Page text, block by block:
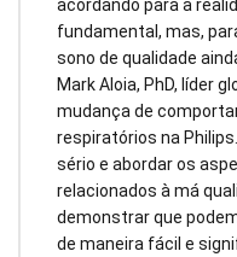
acordando para a
fundamental, mas,
sono de qualidade
Mark Aloia, PhD, líder
mudança de
respiratórios na
sério e abordar os
relacionados à má
demonstrar que
de maneira fácil e